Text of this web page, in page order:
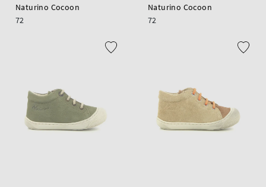
Naturino Cocoon
72
Naturino Cocoon
72